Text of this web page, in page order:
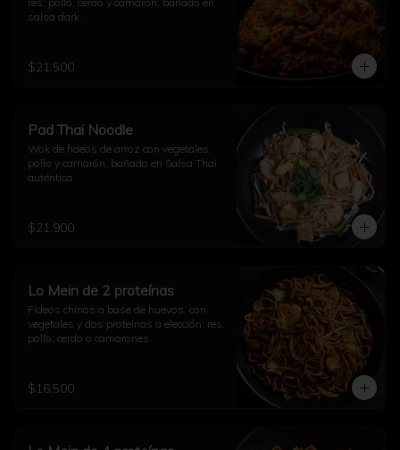
salsa dark.
$21.500
Pad Thai Noodle
Wok de fideos de arroz con vegetales,
pollo y camarón, bañado en Salsa Thai
auténtica.
$21.900
Lo Mein de 2 proteínas
Fideos chinos a base de huevos, con
vegetales y dos proteínas a elección: res,
pollo, cerdo o camarones.
$16.500